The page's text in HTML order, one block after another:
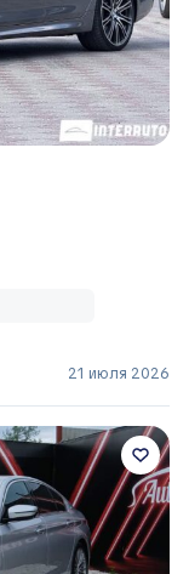
21 июля 2026